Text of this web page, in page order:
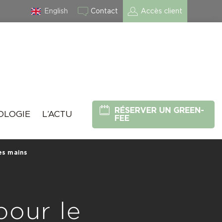
English Contact Accès client
L’ACTU
RÉSERVER UN GREEN-
FEE
mains
le